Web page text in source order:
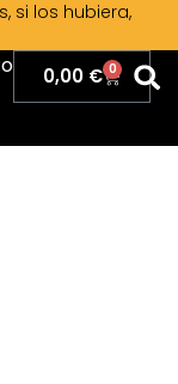
si los hubiera,
0,00 € 0